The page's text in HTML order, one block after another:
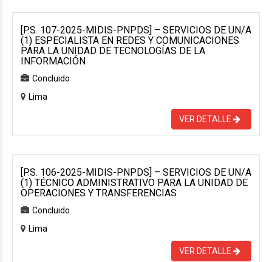
[P.S. 107-2025-MIDIS-PNPDS] – SERVICIOS DE UN/A
(1) ESPECIALISTA EN REDES Y COMUNICACIONES
PARA LA UNIDAD DE TECNOLOGÍAS DE LA
INFORMACIÓN
Concluido
Lima
VER DETALLE
[P.S. 106-2025-MIDIS-PNPDS] – SERVICIOS DE UN/A
(1) TÉCNICO ADMINISTRATIVO PARA LA UNIDAD DE
OPERACIONES Y TRANSFERENCIAS
Concluido
Lima
VER DETALLE